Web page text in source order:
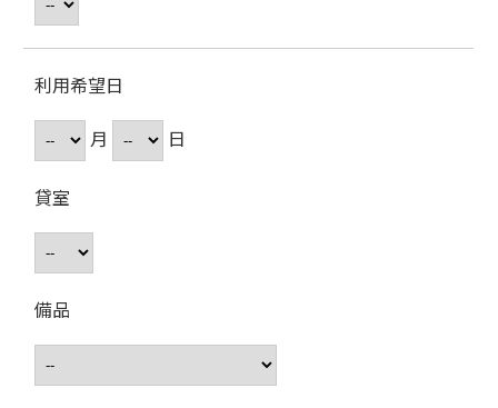
利用希望日
月
日
貸室
備品